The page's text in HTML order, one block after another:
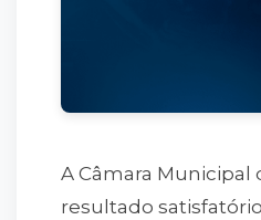
A Câmara Municipal
resultado